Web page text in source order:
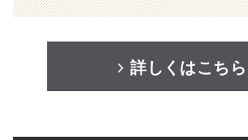
詳しくはこちら